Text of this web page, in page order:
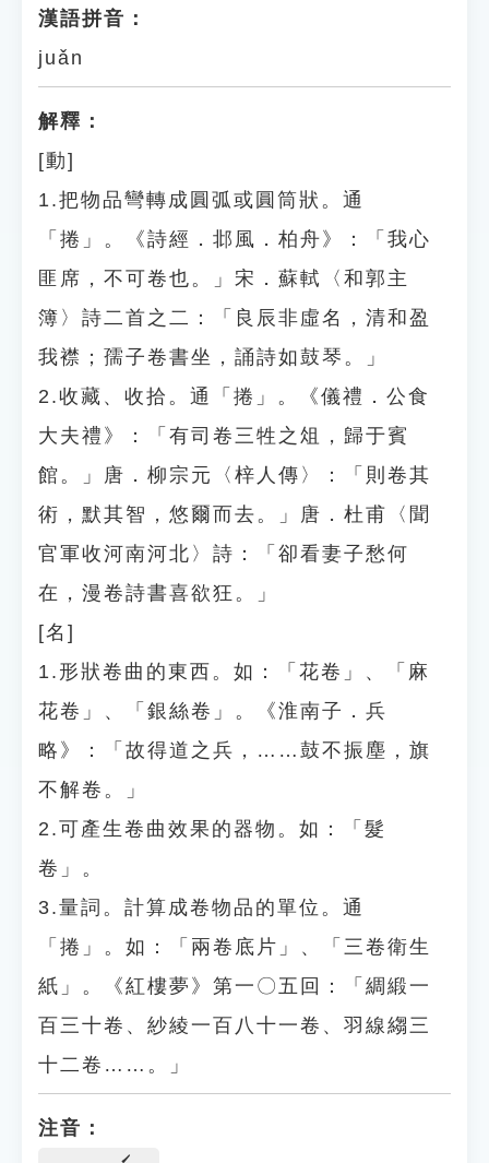
漢語拼音：
juǎn
解釋：
[動]
1.把物品彎轉成圓弧或圓筒狀。通
「捲」。《詩經．邶風．柏舟》：「我心
匪席，不可卷也。」宋．蘇軾〈和郭主
簿〉詩二首之二：「良辰非虛名，清和盈
我襟；孺子卷書坐，誦詩如鼓琴。」
2.收藏、收拾。通「捲」。《儀禮．公食
大夫禮》：「有司卷三牲之俎，歸于賓
館。」唐．柳宗元〈梓人傳〉：「則卷其
術，默其智，悠爾而去。」唐．杜甫〈聞
官軍收河南河北〉詩：「卻看妻子愁何
在，漫卷詩書喜欲狂。」
[名]
1.形狀卷曲的東西。如：「花卷」、「麻
花卷」、「銀絲卷」。《淮南子．兵
略》：「故得道之兵，……鼓不振塵，旗
不解卷。」
2.可產生卷曲效果的器物。如：「髮
卷」。
3.量詞。計算成卷物品的單位。通
「捲」。如：「兩卷底片」、「三卷衛生
紙」。《紅樓夢》第一〇五回：「綢緞一
百三十卷、紗綾一百八十一卷、羽線縐三
十二卷……。」
注音：